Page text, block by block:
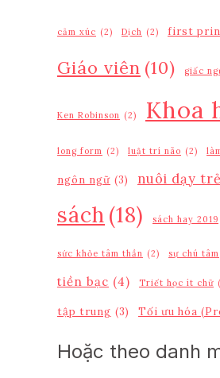
cảm xúc (2) Dịch (2) first
Giáo viên (10) giấc
Ken Robinson (2) Khoa
long form (2) luật trí não (2)
ngôn ngữ (3) nuôi dạy trẻ
sách (18) sách hay 2019
sức khỏe tâm thần (2) sự chú tâm
tiền bạc (4) Triết học ít chữ
tập trung (3) Tối ưu hóa
Hoặc theo danh